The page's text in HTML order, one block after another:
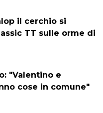
il cerchio si
TT sulle orme di
"Valentino e
cose in comune"